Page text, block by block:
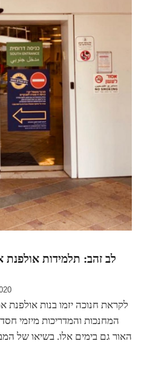
לב זהב: תלמידות
לקראת חנוכה יזמו בנות אולפנת
המחנכות והמדריכות מיזמי
האור גם בימים אלו. בשיאו של